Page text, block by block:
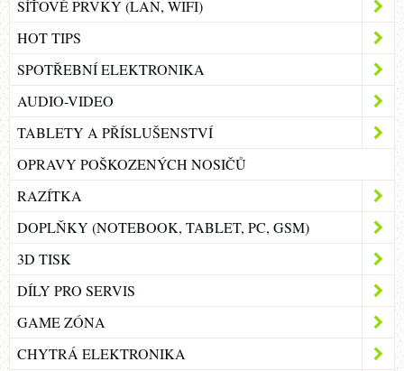
SÍŤOVÉ PRVKY (LAN, WIFI)
HOT TIPS
SPOTŘEBNÍ ELEKTRONIKA
AUDIO-VIDEO
TABLETY A PŘÍSLUŠENSTVÍ
OPRAVY POŠKOZENÝCH NOSIČŮ
RAZÍTKA
DOPLŇKY (NOTEBOOK, TABLET, PC, GSM)
3D TISK
DÍLY PRO SERVIS
GAME ZÓNA
CHYTRÁ ELEKTRONIKA